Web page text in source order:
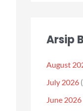
Arsip
August
July 2026
June 2026